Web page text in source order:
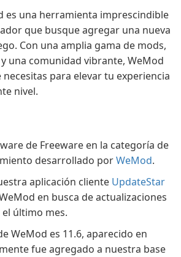
es una herramienta imprescindible
que busque agregar una nueva
Con una amplia gama de mods,
una comunidad vibrante, WeMod
para elevar tu experiencia
nivel.
de Freeware en la categoría de
desarrollado porWeMod.
aplicación cliente UpdateStar
en busca de actualizaciones
último mes.
WeMod es 11.6, aparecido en
fue agregado a nuestra base